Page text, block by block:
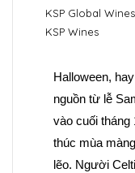
KSP Global Wines
KSP Wines
Halloween,
nguồn từ lễ
vào cuối tháng
thúc mùa
lẽo. Người